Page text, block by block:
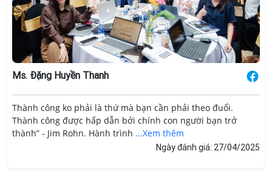
Ms. Đặng Huyền Thanh
Thành công ko phải là thứ mà bạn cần phải theo đuổi.
Thành công được hấp dẫn bởi chính con người bạn trở
thành” - Jim Rohn. Hành trình ...Xem thêm
Ngày đánh giá: 27/04/2025